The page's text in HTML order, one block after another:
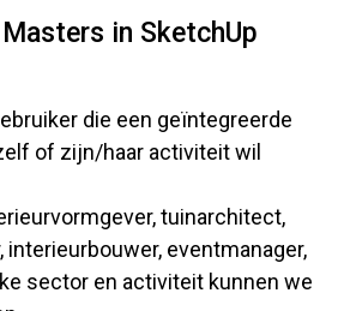
in SketchUp
die een geïntegreerde
of zijn/haar activiteit wil
tuinarchitect,
eventmanager,
sector en activiteit kunnen we